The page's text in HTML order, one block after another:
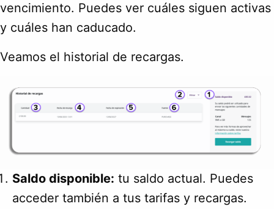
vencimiento. Puedes ver cuáles siguen activas
y cuáles han caducado.
Veamos el historial de recargas.
Saldo disponible: tu saldo actual. Puedes
acceder también a tus tarifas y recargas.